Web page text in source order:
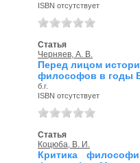
ISBN отсутствует
Статья
Черняев, А. В.
Перед лицом
философов в годы
б.г.
ISBN отсутствует
Статья
Коцюба, В. И.
Критика